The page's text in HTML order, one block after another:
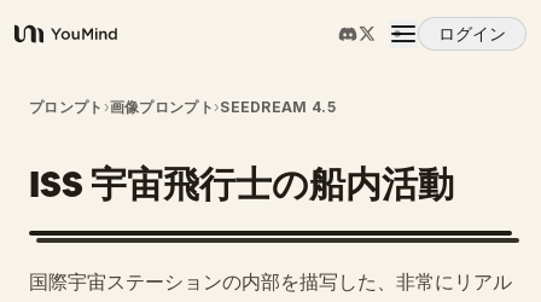
YouMind
ログイン
概要
ユースケース
プロンプト ›画像プロンプト ›SEEDREAM 4.5
ISS 宇宙飛行士の船内活動
国際宇宙ステーションの内部を描写した、非常にリアル